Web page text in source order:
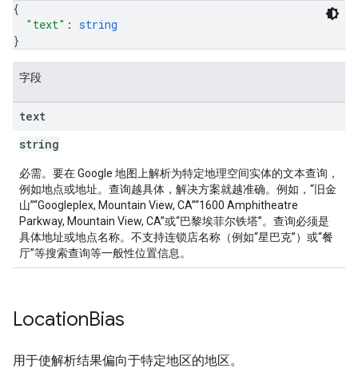
{
"text" : string
}
字段
text
string
必需。要在 Google 地图上解析为特定地理空间实体的文本查询，
例如地点或地址。查询越具体，解决方案就越准确。例如，“旧金
山”“Googleplex, Mountain View, CA”“1600 Amphitheatre
Parkway, Mountain View, CA”或“巴黎埃菲尔铁塔”。查询必须是
具体地址或地点名称。不支持连锁店名称（例如“星巴克”）或“餐
厅”等搜索查询等一般性位置信息。
LocationBias
用于使解析结果偏向于特定地区的地区。